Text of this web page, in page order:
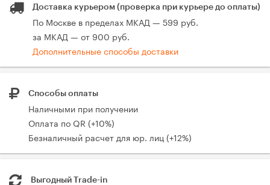
Доставка курьером (проверка при курьере до оплаты)
По Москве в пределах МКАД — 599 руб.
за МКАД — от 900 руб.
Дополнительные способы доставки
Способы оплаты
Наличными при получении
Оплата по QR (+10%)
Безналичный расчет для юр. лиц (+12%)
Выгодный Trade-in